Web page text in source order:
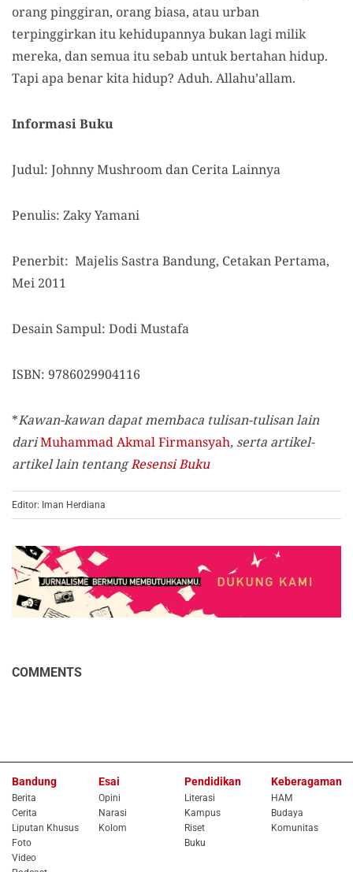
orang pinggiran, orang biasa, atau urban
terpinggirkan itu kehidupannya bukan lagi milik
mereka, dan semua itu sebab untuk bertahan hidup.
Tapi apa benar kita hidup? Aduh. Allahu’allam.
Informasi Buku
Judul: Johnny Mushroom dan Cerita Lainnya
Penulis: Zaky Yamani
Penerbit: Majelis Sastra Bandung, Cetakan Pertama,
Mei 2011
Desain Sampul: Dodi Mustafa
ISBN: 9786029904116
*Kawan-kawan dapat membaca tulisan-tulisan lain
dariMuhammad Akmal Firmansyah, serta artikel-
artikel lain tentangResensi Buku
Editor: Iman Herdiana
COMMENTS
Bandung
Berita
Cerita
Liputan Khusus
Foto
Video
Esai
Opini
Narasi
Kolom
Pendidikan
Literasi
Kampus
Riset
Buku
Keberagaman
HAM
Budaya
Komunitas